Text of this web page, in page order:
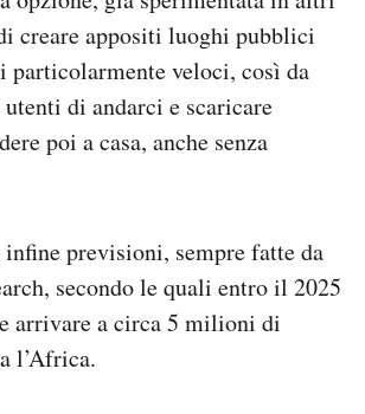
creare appositi luoghi pubblici
particolarmente veloci, così da
di andarci e scaricare
poi a casa, anche senza
previsioni, sempre fatte da
secondo le quali entro il 2025
arrivare a circa 5 milioni di
l’Africa.